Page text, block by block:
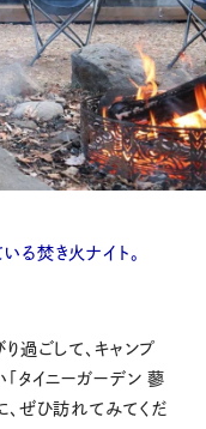
る焚き火ナイト。
過ごして、キャンプ
タイニーガーデン 蓼
、ぜひ訪れてみてくだ